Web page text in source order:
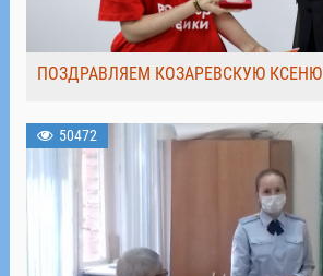
ПОЗДРАВЛЯЕМ КОЗАРЕВСКУЮ КСЕНЮ
50472